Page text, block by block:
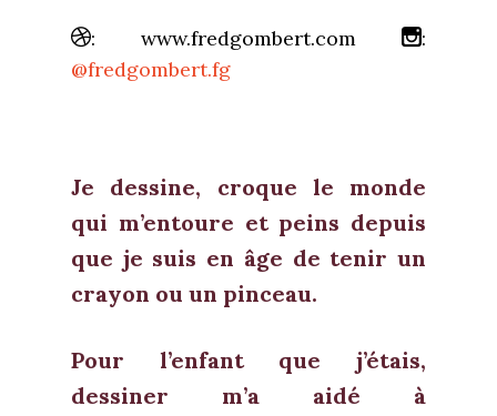
: www.fredgombert.com
:
@fredgombert.fg
Je dessine, croque le monde
qui m’entoure et peins depuis
que je suis en âge de tenir un
crayon ou un pinceau.
Pour l’enfant que j’étais,
dessiner m’a aidé à